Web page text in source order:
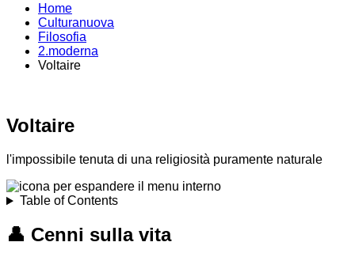
Home
Culturanuova
Filosofia
2.moderna
Voltaire
Voltaire
l'impossibile tenuta di una religiosità puramente naturale
Table of Contents
👤 Cenni sulla vita